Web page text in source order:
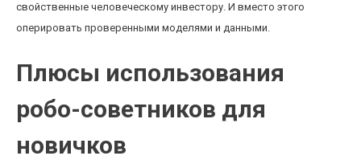
свойственные человеческому инвестору. И вместо этого
оперировать проверенными моделями и данными.
Плюсы использования
робо-советников для
новичков